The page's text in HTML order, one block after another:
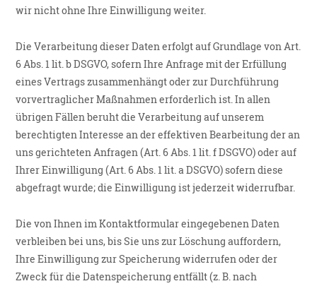
wir nicht ohne Ihre Einwilligung weiter.
Die Verarbeitung dieser Daten erfolgt auf Grundlage von Art.
6 Abs. 1 lit. b DSGVO, sofern Ihre Anfrage mit der Erfüllung
eines Vertrags zusammenhängt oder zur Durchführung
vorvertraglicher Maßnahmen erforderlich ist. In allen
übrigen Fällen beruht die Verarbeitung auf unserem
berechtigten Interesse an der effektiven Bearbeitung der an
uns gerichteten Anfragen (Art. 6 Abs. 1 lit. f DSGVO) oder auf
Ihrer Einwilligung (Art. 6 Abs. 1 lit. a DSGVO) sofern diese
abgefragt wurde; die Einwilligung ist jederzeit widerrufbar.
Die von Ihnen im Kontaktformular eingegebenen Daten
verbleiben bei uns, bis Sie uns zur Löschung auffordern,
Ihre Einwilligung zur Speicherung widerrufen oder der
Zweck für die Datenspeicherung entfällt (z. B. nach